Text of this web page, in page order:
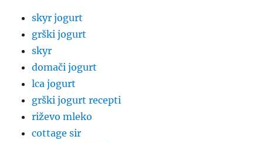
skyr jogurt
grški jogurt
skyr
domači jogurt
lca jogurt
grški jogurt recepti
riževo mleko
cottage sir